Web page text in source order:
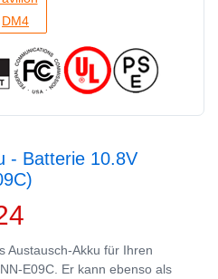
- Batterie 10.8V
Austausch-Akku für Ihren
E09C. Er kann ebenso als